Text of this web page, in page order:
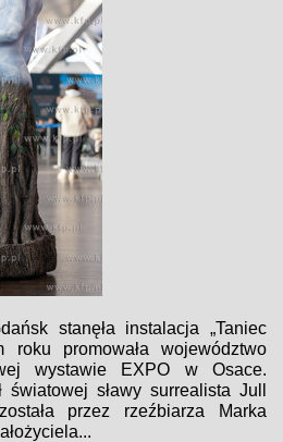
stanęła instalacja „Taniec
roku promowała województwo
wystawie EXPO w Osace.
światowej sławy surrealista Jull
przez rzeźbiarza Marka